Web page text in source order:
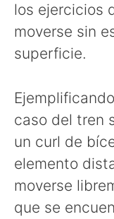
los ejercicios
moverse sin
superficie.
caso del tren
un curl de
elemento
moverse
que se